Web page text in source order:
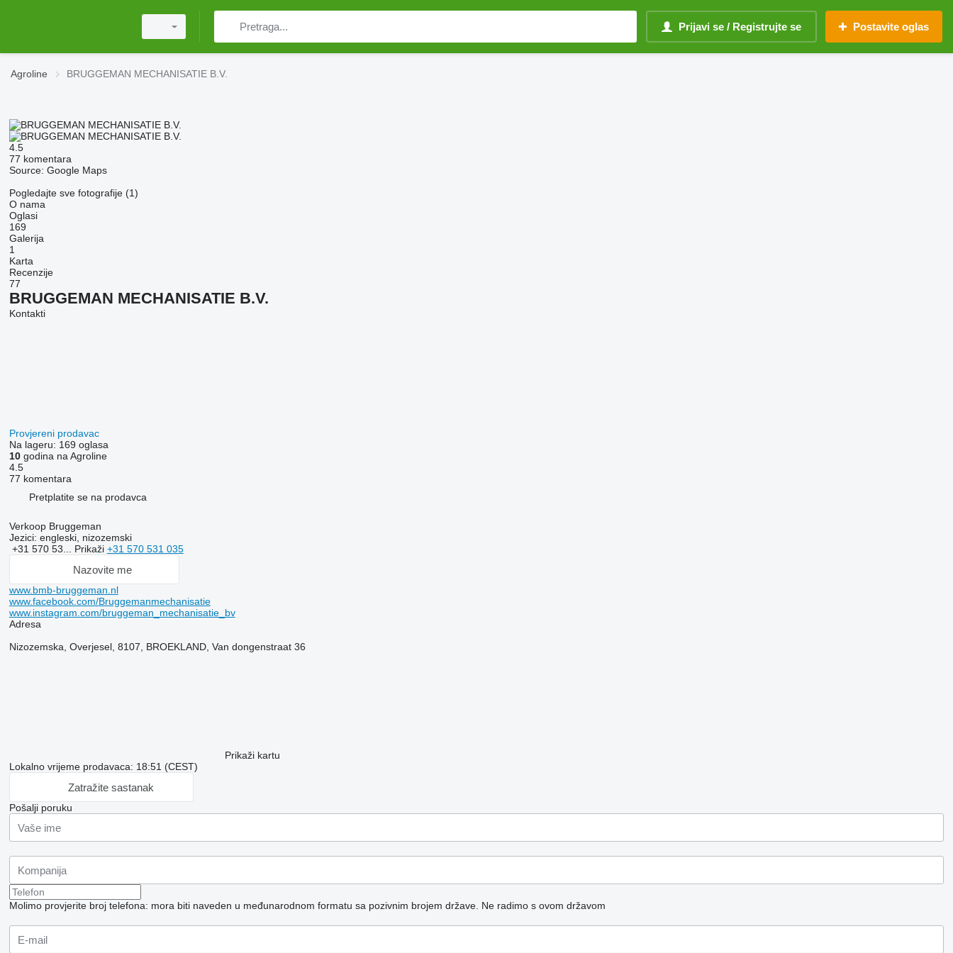
Prijavi se / Registrujte se Postavite oglas
Agroline BRUGGEMAN MECHANISATIE B.V.
4.5
77 komentara
Source: Google Maps
Pogledajte sve fotografije (1)
O nama
Oglasi
169
Galerija
1
Karta
Recenzije
77
BRUGGEMAN MECHANISATIE B.V.
Kontakti
Provjereni prodavac
Na lageru: 169 oglasa
10godina na Agroline
4.5
77 komentara
Pretplatite se na prodavca
Verkoop Bruggeman
Jezici: engleski, nizozemski
+31 570 53... Prikaži +31 570 531 035
Nazovite me
www.bmb-bruggeman.nl
www.facebook.com/Bruggemanmechanisatie
www.instagram.com/bruggeman_mechanisatie_bv
Adresa
Nizozemska, Overjesel, 8107, BROEKLAND, Van dongenstraat 36
Prikaži kartu
Lokalno vrijeme prodavaca: 18:51 (CEST)
Zatražite sastanak
Pošalji poruku
Molimo provjerite broj telefona: mora biti naveden u međunarodnom formatu sa pozivnim brojem države. Ne radimo s ovom državom